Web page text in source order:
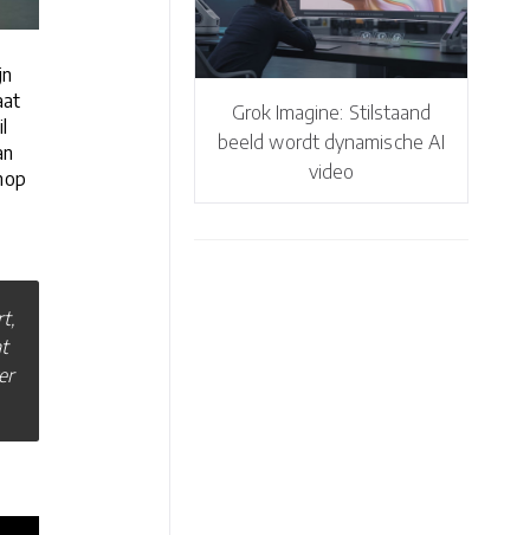
Grok Imagine: Stilstaand
beeld wordt dynamische AI
video